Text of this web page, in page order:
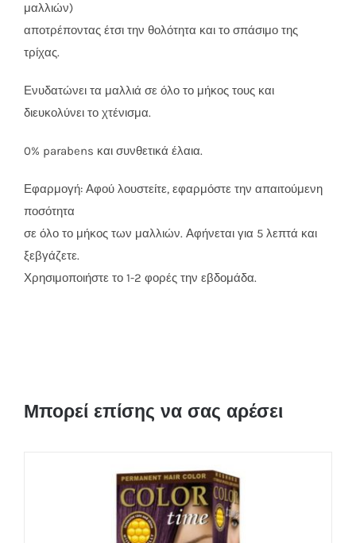
μαλλιών)
αποτρέποντας έτσι την θολότητα και το σπάσιμο της
τρίχας.
Ενυδατώνει τα μαλλιά σε όλο το μήκος τους και
διευκολύνει το χτένισμα.
0% parabens και συνθετικά έλαια.
Εφαρμογή: Αφού λουστείτε, εφαρμόστε την απαιτούμενη
ποσότητα
σε όλο το μήκος των μαλλιών. Αφήνεται για 5 λεπτά και
ξεβγάζετε.
Χρησιμοποιήστε το 1-2 φορές την εβδομάδα.
Μπορεί επίσης να σας αρέσει